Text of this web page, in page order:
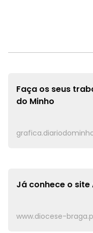
Faça os seus
do Minho
Já conhece o site
www.diocese-